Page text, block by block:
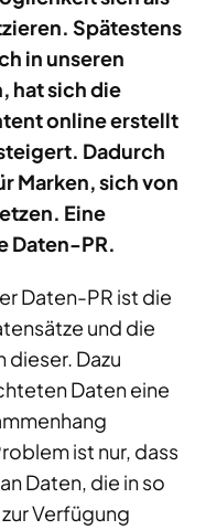
Spätestens
in unseren
hat sich die
online erstellt
Dadurch
Marken, sich von
Eine
Daten-PR.
Daten-PR ist die
und die
Dazu
Daten eine
ist nur, dass
Daten, die in so
Verfügung